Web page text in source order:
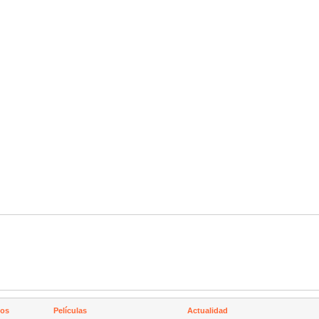
Películas
Actualidad